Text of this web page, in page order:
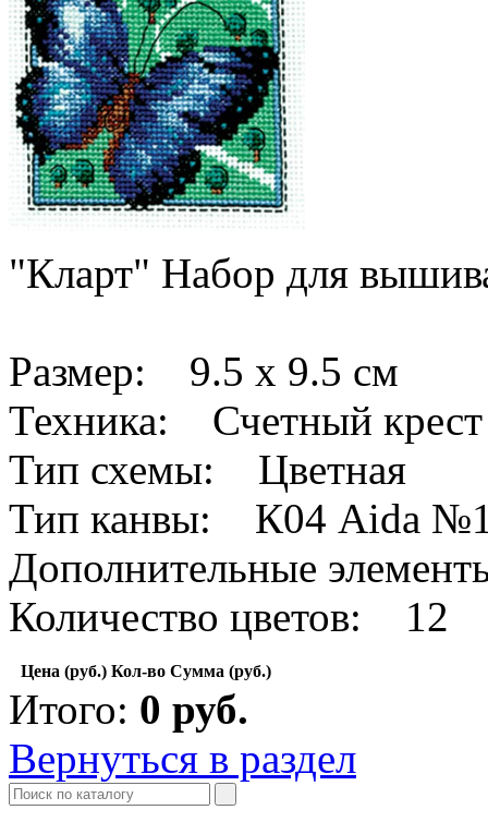
"Кларт" Набор для
Размер: 9.5 x 9.5 см
Техника: Счетный крест
Тип схемы: Цветная
Тип канвы: К04 Aida
Дополнительные
Количество цветов: 12
Цена (руб.) Кол-во Сумма (руб.)
Итого: 0 руб.
Вернуться в раздел